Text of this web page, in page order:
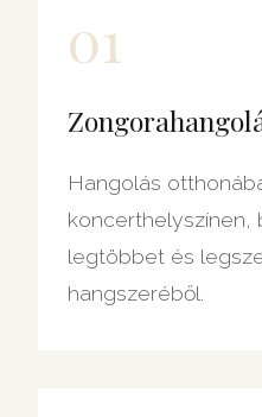
01
Hangolás
koncerthelyszínen,
legtöbbet és
hangszeréből.